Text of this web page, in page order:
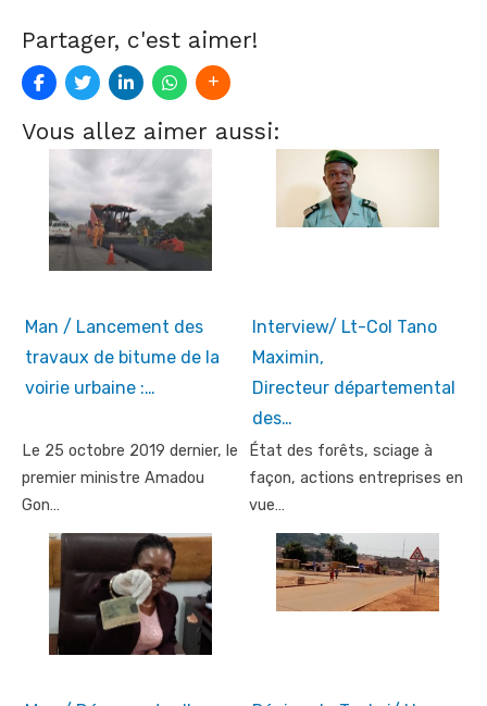
Partager, c'est aimer!
Vous allez aimer aussi:
Man / Lancement des
travaux de bitume de la
voirie urbaine :…
Le 25 octobre 2019 dernier, le
premier ministre Amadou
Gon…
Interview/ Lt-Col Tano
Maximin,
Directeur départemental
des…
État des forêts, sciage à
façon, actions entreprises en
vue…